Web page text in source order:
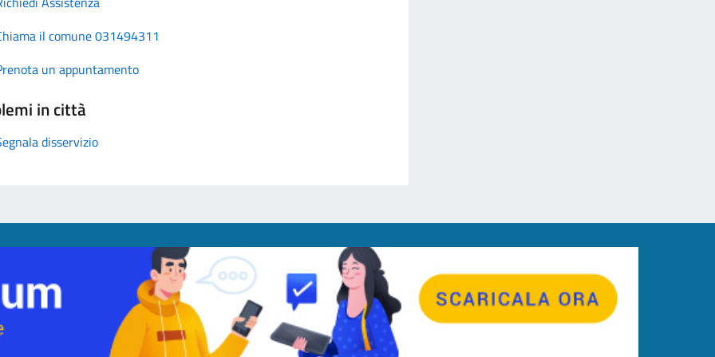
il comune 031494311
un appuntamento
in città
disservizio